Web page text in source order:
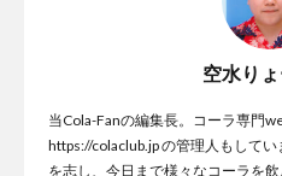
空水り
当Cola-Fanの編集長。コーラ専門
https://colaclub.jp の管理人もして
を志し、今日まで様々なコーラを